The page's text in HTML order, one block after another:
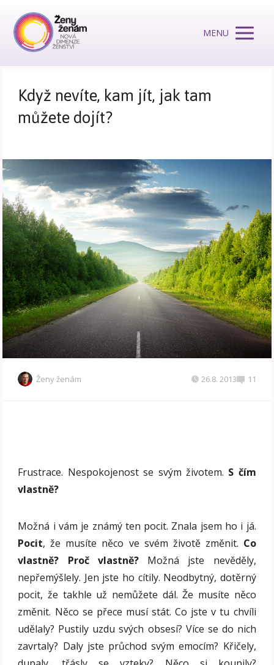
MENU
Když nevíte, kam jít, jak tam
můžete dojít?
Ženy ženám 26.8. 2013 11
Frustrace. Nespokojenost se svým životem. S čím
vlastně?
Možná i vám je známý ten pocit. Znala jsem ho i já.
Pocit, že musíte něco ve svém životě změnit. Co
vlastně? Proč vlastně? Možná jste nevěděly,
nepřemýšlely. Jen jste ho cítily. Neodbytný, dotěrný
pocit, že takhle už nemůžete dál. Že musíte něco
změnit. Něco se přece musí stát. Co jste v tu chvíli
udělaly? Pustily uzdu svých obsesí? Více se do nich
zavrtaly? Daly jste průchod svým emocím? Křičely,